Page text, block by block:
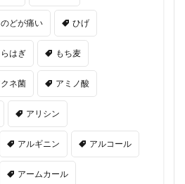
のどが痛い ひげ
はぎ もち麦
ネ菌 アミノ酸
アリシン
アルギニン アルコール
アームカール